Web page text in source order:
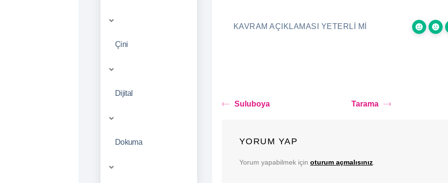
Çini
Dijital
Dokuma
KAVRAM AÇIKLAMASI YETERLI MI
Suluboya Tarama
YORUM YAP
Yorum yapabilmek için oturum açmalısınız.